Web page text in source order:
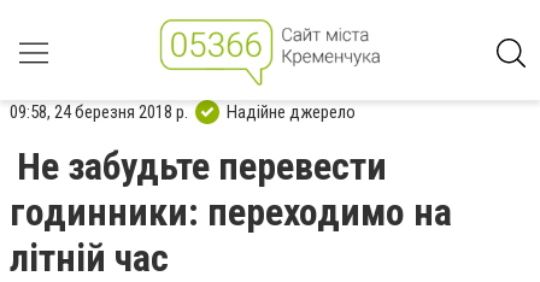
09:58, 24 березня 2018 р. Надійне джерело
Не забудьте перевести
годинники: переходимо на
літній час